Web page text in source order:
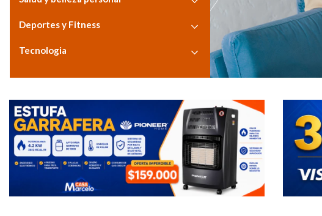
Deportes y Fitness
Tecnologia